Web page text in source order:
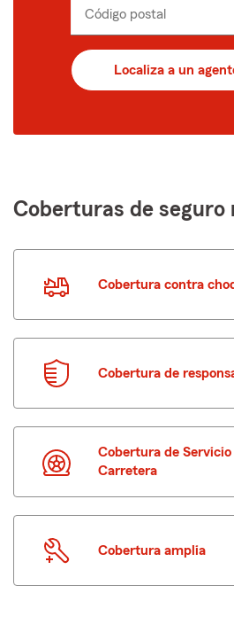
Código postal
de
5
Localiza a un
Coberturas de seguro
Cobertura contra
Cobertura de
Cobertura de
Carretera
Cobertura amplia